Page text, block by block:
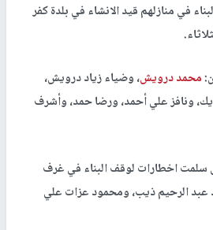
في منازلهم قيد الانشاء في بلدة كفر
محمد درويش، وضياء زياد درويش،
ونافز علي أحمد، ورضا حمد، وأشرف
سلمت اخطارات لوقف البناء في غرف
عبد الرحيم ذيب، ومحمود عزات علي